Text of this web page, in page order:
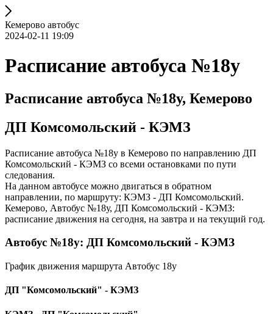
Кемерово автобус
2024-02-11 19:09
Расписание автобуса №18у
Расписание автобуса №18у, Кемерово
ДП Комсомольский - КЭМЗ
Расписание автобуса №18у в Кемерово по направлению ДП
Комсомольский - КЭМЗ со всеми остановками по пути
следования.
На данном автобусе можно двигаться в обратном
направлении, по маршруту: КЭМЗ - ДП Комсомольский.
Кемерово, Автобус №18у, ДП Комсомольский - КЭМЗ:
расписание движения на сегодня, на завтра и на текущий год.
Автобус №18у: ДП Комсомольский - КЭМЗ
График движения маршрута Автобус 18у
ДП "Комсомольский" - КЭМЗ